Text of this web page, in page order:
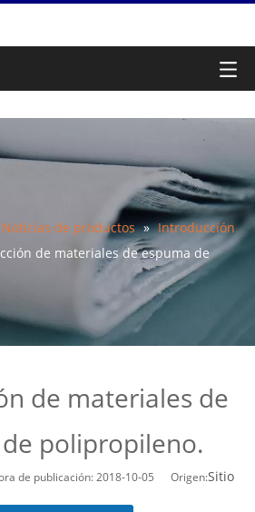
Noticias de productos » Introducción
de materiales de espuma de
de materiales de
polipropileno.
de publicación: 2018-10-05 Origen:Sitio